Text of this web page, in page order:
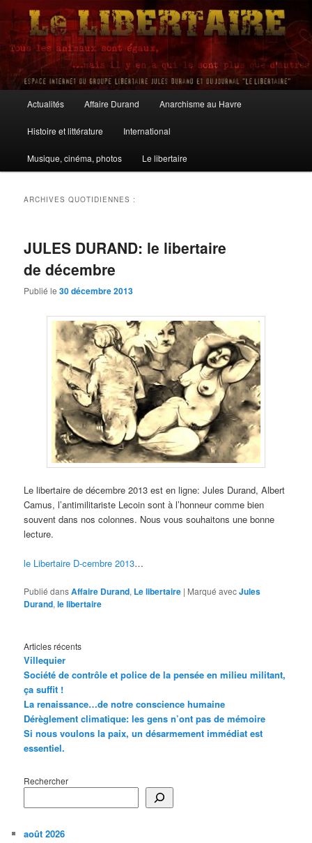
Aller
contenu
principal
Aller
contenu
secondaire
Le Libertaire
principal
Actualités Affaire Durand Anarchisme au Havre
Histoire et littérature International
Musique, cinéma, photos Le libertaire
ARCHIVES QUOTIDIENNES :
JULES DURAND: le libertaire
de décembre
Publié le30 décembre 2013
Le libertaire de décembre 2013 est en ligne: Jules Durand, Albert
Camus, l’antimilitariste Lecoin sont à l’honneur comme bien
souvent dans nos colonnes. Nous vous souhaitons une bonne
lecture.
le Libertaire D-cembre 2013…
Publié dansAffaire Durand, Le libertaire | Marqué avecJules
Durand,le libertaire
Articles récents
Villequier
Société de contrôle et police de la pensée en milieu militant,
ça suffit !
La renaissance…de notre conscience humaine
Dérèglement climatique: les gens n’ont pas de mémoire
Si nous voulons la paix, un désarmement immédiat est
essentiel.
Rechercher
août 2026